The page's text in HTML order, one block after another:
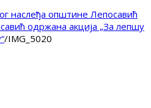
одржана акција „За лепшу
/IMG_5020